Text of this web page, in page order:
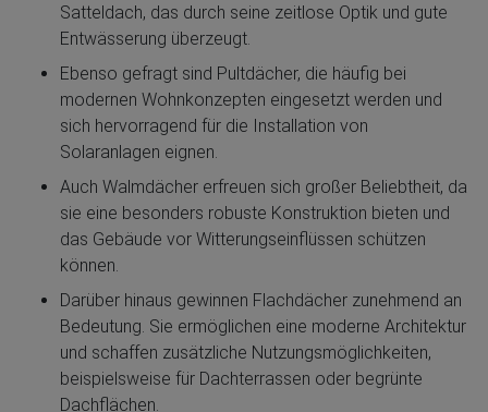
Satteldach, das durch seine zeitlose Optik und gute
Entwässerung überzeugt.
Ebenso gefragt sind Pultdächer, die häufig bei
modernen Wohnkonzepten eingesetzt werden und
sich hervorragend für die Installation von
Solaranlagen eignen.
Auch Walmdächer erfreuen sich großer Beliebtheit, da
sie eine besonders robuste Konstruktion bieten und
das Gebäude vor Witterungseinflüssen schützen
können.
Darüber hinaus gewinnen Flachdächer zunehmend an
Bedeutung. Sie ermöglichen eine moderne Architektur
und schaffen zusätzliche Nutzungsmöglichkeiten,
beispielsweise für Dachterrassen oder begrünte
Dachflächen.